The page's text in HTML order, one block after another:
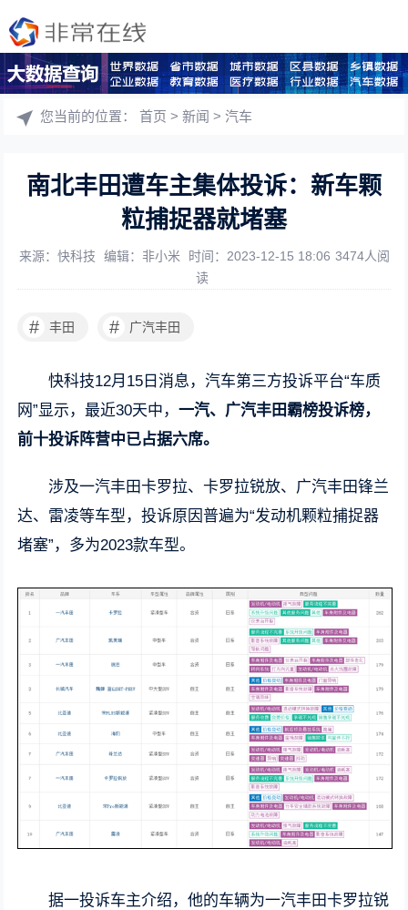
您当前的位置：首页 >新闻 >汽车
南北丰田遭车主集体投诉：新车颗
粒捕捉器就堵塞
来源：快科技 编辑：非小米 时间：2023-12-15 18:06 3474人阅
读
# 丰田 # 广汽丰田
快科技12月15日消息，汽车第三方投诉平台“车质
网”显示，最近30天中，一汽、广汽丰田霸榜投诉榜，
前十投诉阵营中已占据六席。
涉及一汽丰田卡罗拉、卡罗拉锐放、广汽丰田锋兰
达、雷凌等车型，投诉原因普遍为“发动机颗粒捕捉器
堵塞”，多为2023款车型。
据一投诉车主介绍，他的车辆为一汽丰田卡罗拉锐